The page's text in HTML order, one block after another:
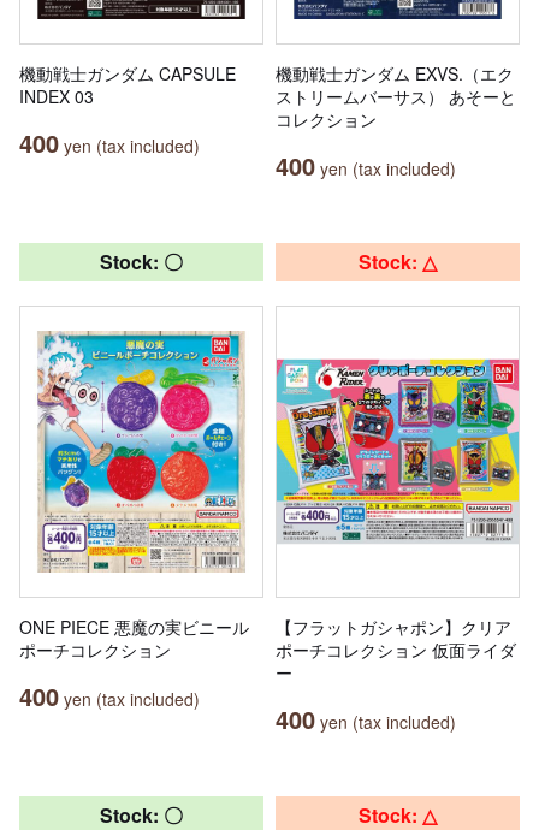
機動戦士ガンダム CAPSULE
INDEX 03
400 yen (tax included)
機動戦士ガンダム EXVS.（エク
ストリームバーサス） あそーと
コレクション
400 yen (tax included)
Stock: 〇
ONE PIECE 悪魔の実ビニール
ポーチコレクション
400 yen (tax included)
Stock: △
【フラットガシャポン】クリア
ポーチコレクション 仮面ライダ
ー
400 yen (tax included)
Stock: 〇 Stock: △